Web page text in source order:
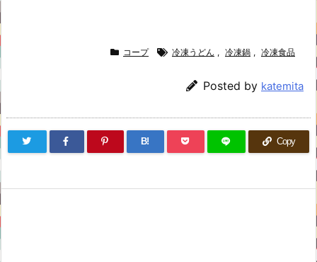
コープ 冷凍うどん , 冷凍鍋 , 冷凍食品
Posted by katemita
B! Copy